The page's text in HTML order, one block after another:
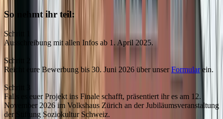
So nehmt ihr teil:
Schritt 1
Ausschreibung mit allen Infos ab 1. April 2025.
Schritt 2
Reicht eure Bewerbung bis 30. Juni 2026 über unser Formular ein.
Schritt 3
Falls es euer Projekt ins Finale schafft, präsentiert ihr es am 12.
November 2026 im Volkshaus Zürich an der Jubiläumsveranstaltung
der Stiftung Soziokultur Schweiz.